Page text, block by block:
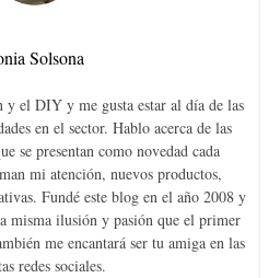
Solsona
y el DIY y me gusta estar al día de las
en el sector. Hablo acerca de las
se presentan como novedad cada
mi atención, nuevos productos,
Fundé este blog en el año 2008 y
misma ilusión y pasión que el primer
me encantará ser tu amiga en las
redes sociales.